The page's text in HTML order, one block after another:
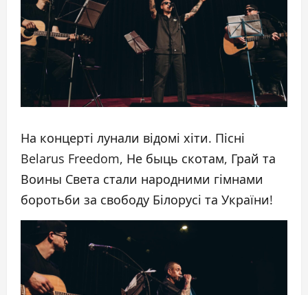
На концерті лунали відомі хіти. Пісні
Belarus Freedom, Не быць скотам, Грай та
Воины Света стали народними гімнами
боротьби за свободу Білорусі та України!